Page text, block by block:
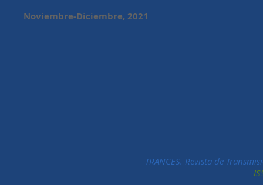
Noviembre-Diciembre, 2021
TRANCES. Revista de